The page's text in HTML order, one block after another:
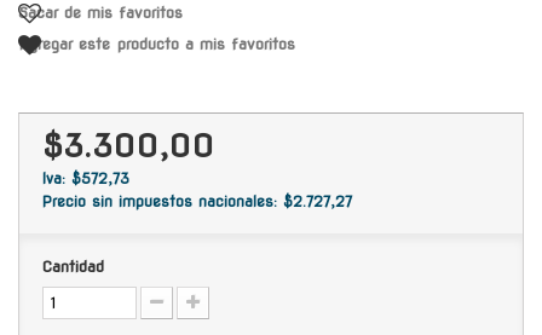
Sacar de mis favoritos
Agregar este producto a mis favoritos
$3.300,00
Iva: $572,73
Precio sin impuestos nacionales: $2.727,27
Cantidad